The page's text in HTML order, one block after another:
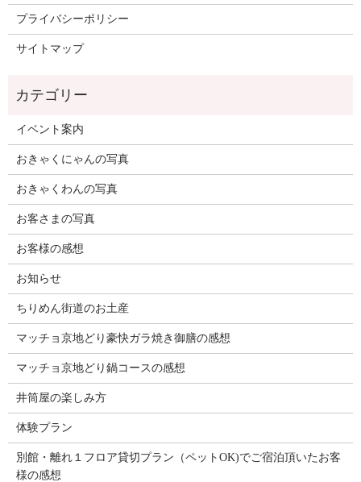
プライバシーポリシー
サイトマップ
イベント案内
おきゃくにゃんの写真
おきゃくわんの写真
お客さまの写真
お客様の感想
お知らせ
ちりめん街道のお土産
マッチョ京地どり豪快ガラ焼き御膳の感想
マッチョ京地どり鍋コースの感想
井筒屋の楽しみ方
体験プラン
別館・離れ１フロア貸切プラン（ペットOK)でご宿泊頂いたお客
様の感想